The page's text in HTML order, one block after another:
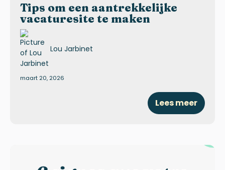
Tips om een aantrekkelijke
vacaturesite te maken
Lou Jarbinet
maart 20, 2026
Lees meer